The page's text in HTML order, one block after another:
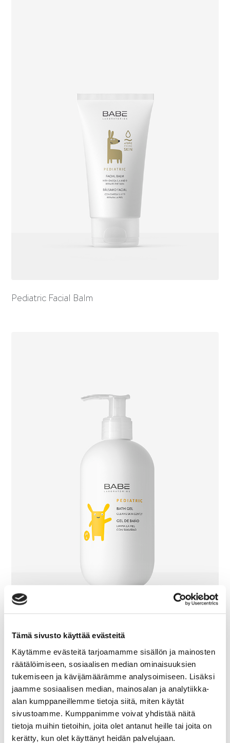
Tämä sivusto käyttää evästeitä
Käytämme evästeitä tarjoamamme sisällön ja mainosten
räätälöimiseen, sosiaalisen median ominaisuuksien
tukemiseen ja kävijämäärämme analysoimiseen. Lisäksi
jaamme sosiaalisen median, mainosalan ja analytiikka-
alan kumppaneillemme tietoja siitä, miten käytät
sivustoamme. Kumppanimme voivat yhdistää näitä
tietoja muihin tietoihin, joita olet antanut heille tai joita on
kerätty, kun olet käyttänyt heidän palvelujaan.
Pediatric Facial Balm
Pediatric Bath Gel